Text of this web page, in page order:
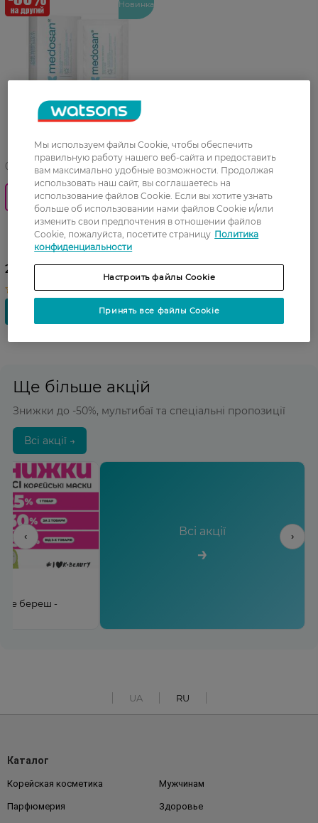
Новинка
04 08 - 09 08
Додатково 50% на другу
одиницю
Отбеливающие полоски
для зубов Medosan 5D White
7 применений 14 полосок
298,99 ГРН
Ще більше акцій
Знижки до -50%, мультибаї та спеціальні пропозиції
Всі акції →
‹
береш -
Всі акції
→
›
UA RU
Каталог
Корейская косметика Мужчинам
Парфюмерия Здоровье
Мы используем файлы Cookie, чтобы обеспечить
правильную работу нашего веб-сайта и предоставить
вам максимально удобные возможности. Продолжая
использовать наш сайт, вы соглашаетесь на
использование файлов Cookie. Если вы хотите узнать
больше об использовании нами файлов Cookie и/или
изменить свои предпочтения в отношении файлов
Cookie, пожалуйста, посетите страницу Политика
конфиденциальности
Настроить файлы Cookie
Принять все файлы Cookie